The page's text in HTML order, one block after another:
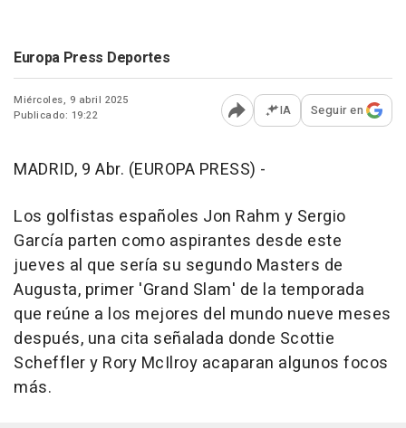
Europa Press Deportes
Miércoles, 9 abril 2025
Publicado: 19:22
Abrir opciones para
IA Seguir en
MADRID, 9 Abr. (EUROPA PRESS) -
Los golfistas españoles Jon Rahm y Sergio
García parten como aspirantes desde este
jueves al que sería su segundo Masters de
Augusta, primer 'Grand Slam' de la temporada
que reúne a los mejores del mundo nueve meses
después, una cita señalada donde Scottie
Scheffler y Rory McIlroy acaparan algunos focos
más.